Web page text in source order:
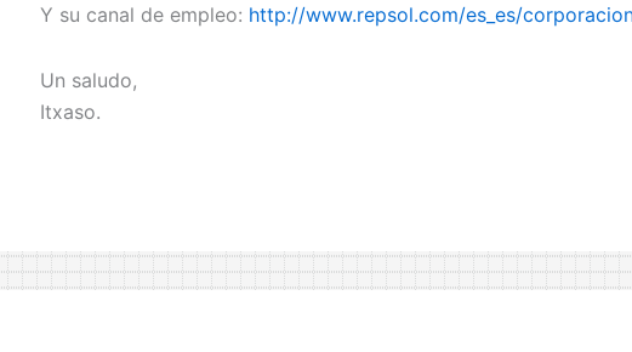
Y su canal de empleo: http://www.repsol.com/es_es/
Un saludo,
Itxaso.